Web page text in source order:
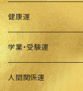
健康運
学業・受験運
人間関係運